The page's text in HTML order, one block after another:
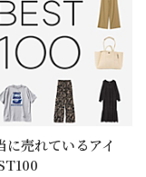
に売れているアイ